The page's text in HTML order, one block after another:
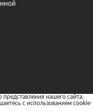
нашего сайта.
с использованием cookie-